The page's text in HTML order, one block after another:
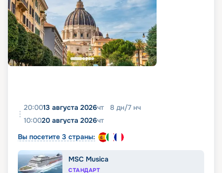
20:0013 августа 2026чт 8 дн/7 нч
10:0020 августа 2026чт
Вы посетите 3 страны:
MSC Musica
СТАНДАРТ